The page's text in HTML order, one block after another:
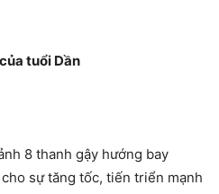
tuổi Dần
8 thanh gậy hướng bay
sự tăng tốc, tiến triển mạnh